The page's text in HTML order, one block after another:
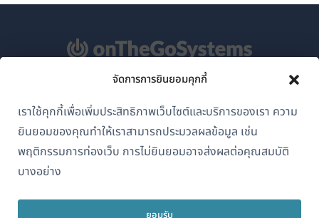
จัดการการยินยอมคุกกี้
เราใช้คุกกี้เพื่อเพิ่มประสิทธิภาพเว็บไซต์และบริการของเรา ความ
ยินยอมของคุณทำให้เราสามารถประมวลผลข้อมูล เช่น
พฤติกรรมการท่องเว็บ การไม่ยินยอมอาจส่งผลต่อคุณสมบัติ
บางอย่าง
ยอมรับ
GDPR และนโยบายความเป็นส่วนตัว
เข้าร่วมทีมของเรา(เปิด
ใน
ใน
ใน